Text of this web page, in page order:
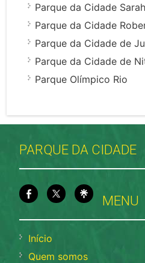
Parque da Cidade
Parque da Cidade
Parque da Cidade de
Parque da Cidade de
Parque Olímpico Rio
PARQUE DA CIDADE
MENU
Início
Quem somos